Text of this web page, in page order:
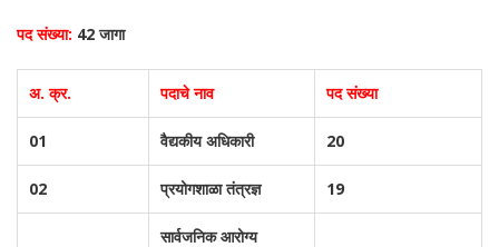
पद संख्या: 42 जागा
अ. क्र. पदाचे नाव पद संख्या
01 वैद्यकीय अधिकारी 20
02 प्रयोगशाळा तंत्रज्ञ 19
सार्वजनिक आरोग्य